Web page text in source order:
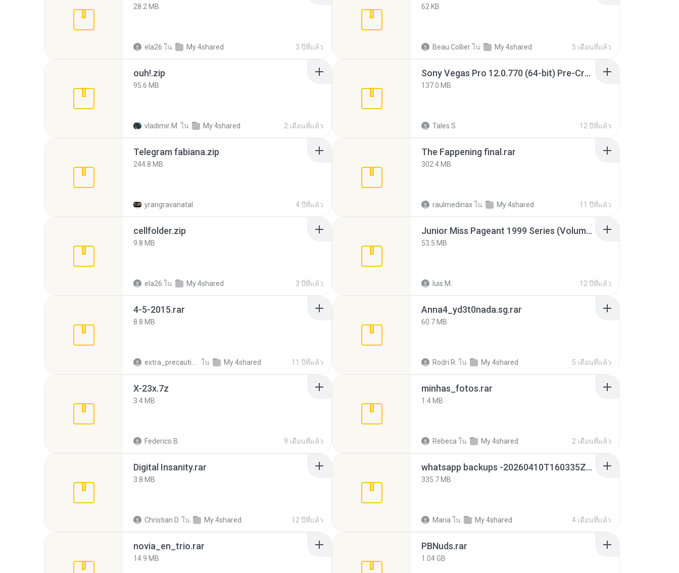
28.2 MB
ela26 ใน My 4shared 3 ปีที่แล้ว
62 KB
Beau Collierใน My 4shared 5 เดือนที่แล้ว
ouh!.zip
95.6 MB
vladimir M. ใน My 4shared 2 เดือนที่แล้ว
Sony Vegas Pro 12.0.770 (64-bit) Pre-Cracked.zip
137.0 MB
Tales S. 12 ปีที่แล้ว
Telegram fabiana.zip
244.8 MB
yrangravanatal 4 ปีที่แล้ว
The Fappening final.rar
302.4 MB
raulmedinaxใน My 4shared 11 ปีที่แล้ว
cellfolder.zip
9.8 MB
ela26 ใน My 4shared 3 ปีที่แล้ว
Junior Miss Pageant 1999 Series (Volume I Part I NC 6).7z
53.5 MB
luis M. 12 ปีที่แล้ว
4-5-2015.rar
8.8 MB
ใน My 4shared 11 ปีที่แล้ว
Anna4_yd3t0nada.sg.rar
60.7 MB
Rodri R. ใน My 4shared 5 เดือนที่แล้ว
X-23x.7z
3.4 MB
Federico B. 9 เดือนที่แล้ว
minhas_fotos.rar
1.4 MB
Rebeca ใน My 4shared 2 เดือนที่แล้ว
Digital Insanity.rar
3.8 MB
Christian D. ใน My 4shared 12 ปีที่แล้ว
whatsapp backups -20260410T160335Z-3-001.zip
335.7 MB
Maria ใน My 4shared 4 เดือนที่แล้ว
novia_en_trio.rar
14.9 MB
PBNuds.rar
1.04 GB